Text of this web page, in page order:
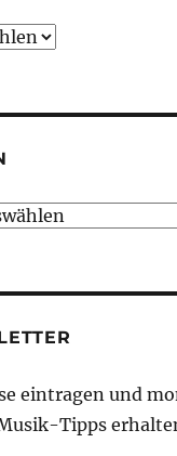
eintragen und
Tipps